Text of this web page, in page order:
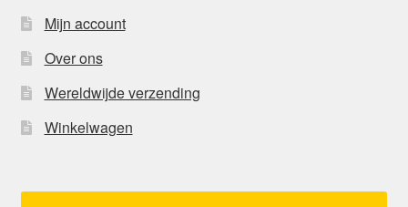
Mijn account
Over ons
Wereldwijde verzending
Winkelwagen